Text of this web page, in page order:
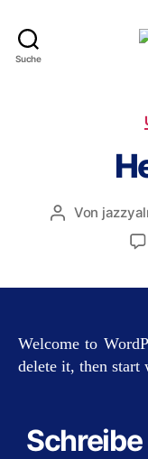
Suche
Beitragsautor
Von
Welcome to
delete it, then start